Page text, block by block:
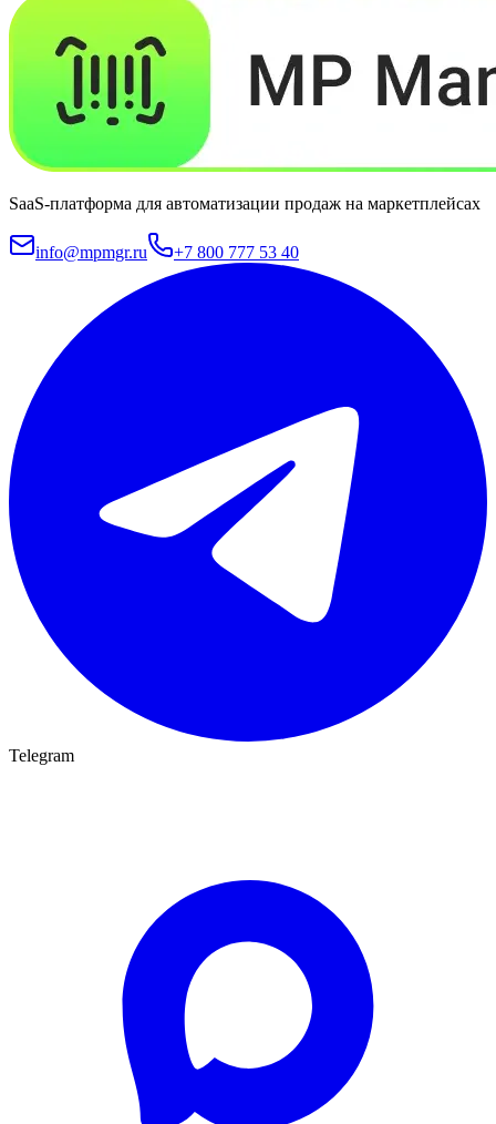
SaaS-платформа для автоматизации продаж на маркетплейсах
info@mpmgr.ru +7 800 777 53 40
Telegram